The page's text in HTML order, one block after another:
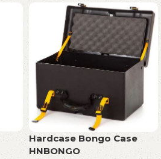
Hardcase Bongo Case
HNBONGO